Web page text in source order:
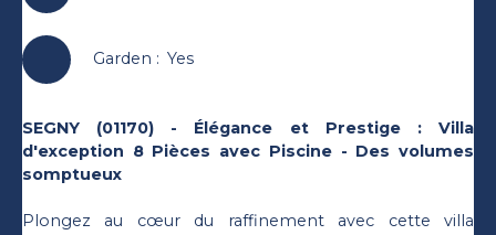
Garden : Yes
SEGNY (01170) - Élégance et Prestige : Villa
d'exception 8 Pièces avec Piscine - Des volumes
somptueux
Plongez au cœur du raffinement avec cette villa